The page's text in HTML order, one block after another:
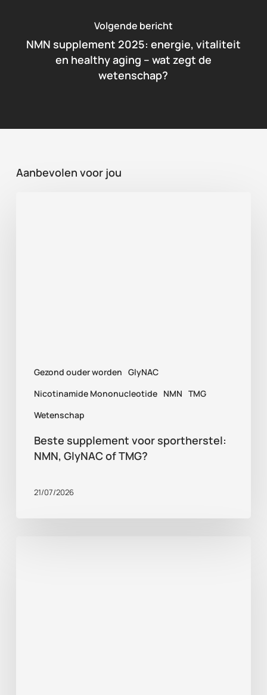
Volgende bericht
NMN supplement 2025: energie, vitaliteit
en healthy aging – wat zegt de
wetenschap?
Aanbevolen voor jou
Gezond ouder worden GlyNAC
Nicotinamide Mononucleotide NMN TMG
Wetenschap
Beste supplement voor sportherstel:
NMN, GlyNAC of TMG?
21/07/2026